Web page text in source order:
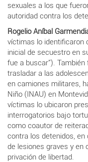
sexuales a los que
autoridad contra los
Rogelio Aníbal
víctimas lo identificaron
inicial de secuestro en
fue a buscar").
trasladar a las
en camiones militares,
Niño (INAU) en
víctimas lo ubicaron
interrogatorios bajo
como coautor de
contra los detenidos,
de lesiones graves y en
privación de libertad.